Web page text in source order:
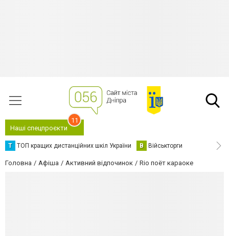
Наші спецпроєкти
11
Т ТОП кращих дистанційних шкіл України В Військторги
Головна Афіша Активний відпочинок Rio поёт караоке